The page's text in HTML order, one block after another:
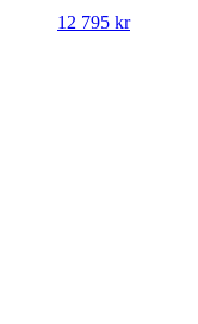
12 795 kr